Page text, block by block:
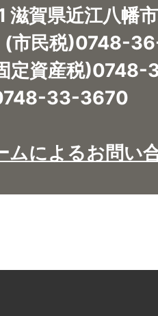
賀県近江八幡
(市民税)0748-
産税)0748-
33-3670​​​​​​​
ムによるお問い